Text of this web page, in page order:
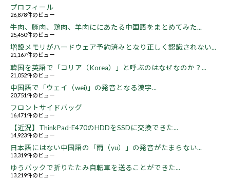
プロフィール
26,878件のビュー
牛肉、豚肉、鶏肉、羊肉ににあたる中国語をまとめてみた...
25,450件のビュー
増設メモリがハードウェア予約済みとなり正しく認識されない...
21,167件のビュー
韓国を英語で「コリア（Korea）」と呼ぶのはなぜなのか？...
21,052件のビュー
中国語で「ウェイ（wei)」の発音となる漢字...
20,751件のビュー
フロントサイドバッグ
16,471件のビュー
【近況】ThinkPad-E470のHDDをSSDに交換できた...
14,923件のビュー
日本語にはない中国語の「雨（yu）」の発音がたまらない...
13,319件のビュー
ゆうパックで折りたたみ自転車を送ることができた...
13,219件のビュー